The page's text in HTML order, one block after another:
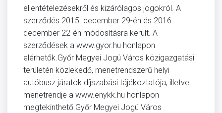
ellentételezésekről és kizárólagos jogokról. A
szerződés 2015. december 29-én és 2016.
december 22-én módosításra került. A
szerződések a www.gyor.hu honlapon
elérhetők.Győr Megyei Jogú Város közigazgatási
területén közlekedő, menetrendszerű helyi
autóbusz járatok díjszabási tájékoztatója, illetve
menetrendje a www.enykk.hu honlapon
megtekinthető.Győr Megyei Jogú Város